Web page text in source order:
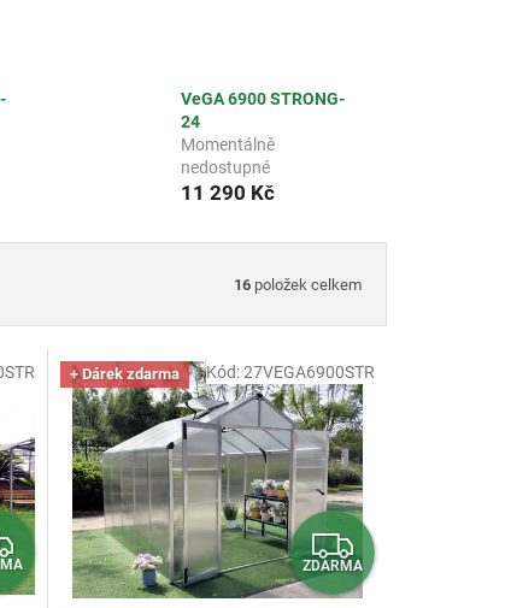
VeGA 6900 STRONG-
24
Momentálně
nedostupné
11 290 Kč
16 položek celkem
Z
D
+ Dárek zdarma
Z
D
ZDARMA
Kód:27VEGA6900STR